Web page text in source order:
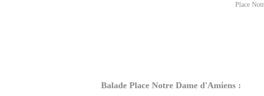
Place
Balade Place Notre Dame d'Amiens :